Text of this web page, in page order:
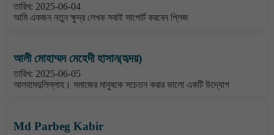
তারিখ: 2025-06-04
আমি একজন নতুন ক্ষুদ্র লেখক সবাই সাপোর্ট করবেন প্লিজ
আলী মোহাম্মদ মেহেদী হাসান(হৃদয়)
তারিখ: 2025-06-05
আলহামদুলিল্লাহ। সমাজের মানুষকে সচেতন করার ভালো একটি উদ্যোগ
Md Parbeg Kabir